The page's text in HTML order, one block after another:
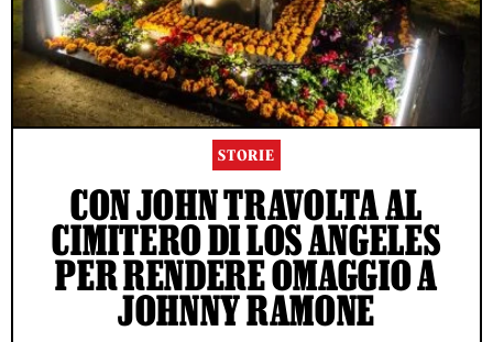
STORIE
CON JOHN TRAVOLTA AL
CIMITERO DI LOS ANGELES
PER RENDERE OMAGGIO A
JOHNNY RAMONE